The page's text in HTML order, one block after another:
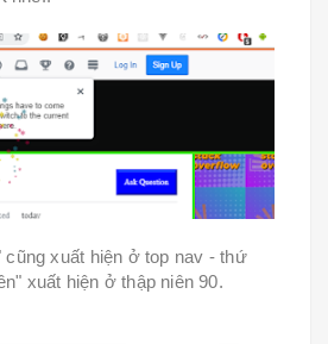
cũng xuất hiện ở top nav - thứ
xuất hiện ở thập niên 90.